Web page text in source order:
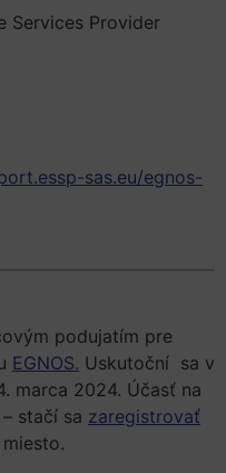
Services Provider
sas.eu/egnos-
podujatím pre
EGNOS. Uskutoční sa v
marca 2024. Účasť na
stačí sa zaregistrovať